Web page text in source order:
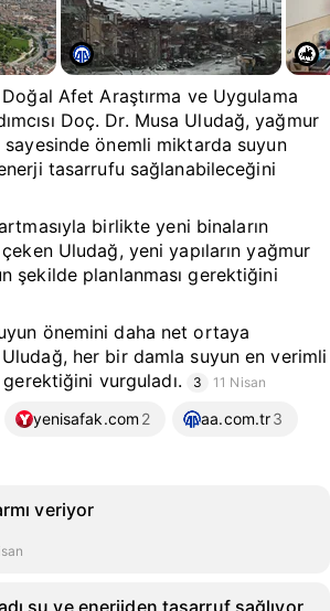
Afet Araştırma ve Uygulama
Doç. Dr. Musa Uludağ, yağmur
sayesinde önemli miktarda suyun
tasarrufu sağlanabileceğini
birlikte yeni binaların
Uludağ, yeni yapıların yağmur
şekilde planlanması gerektiğini
önemini daha net ortaya
her bir damla suyun en verimli
gerektiğini vurguladı.
3 11 Nisan
yenisafak.com 2 aa.com.tr3
veriyor
su ve enerjiden tasarruf sağlıyor